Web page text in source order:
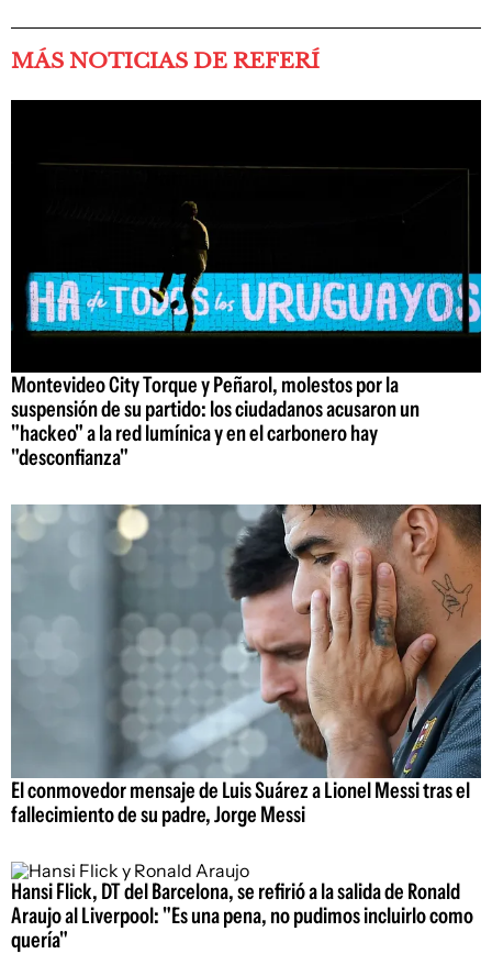
MÁS NOTICIAS DE REFERÍ
Montevideo City Torque y Peñarol, molestos por la
suspensión de su partido: los ciudadanos acusaron un
"hackeo" a la red lumínica y en el carbonero hay
"desconfianza"
El conmovedor mensaje de Luis Suárez a Lionel Messi tras el
fallecimiento de su padre, Jorge Messi
Hansi Flick, DT del Barcelona, se refirió a la salida de Ronald
Araujo al Liverpool: "Es una pena, no pudimos incluirlo como
quería"